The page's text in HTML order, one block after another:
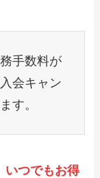
手数料が
会キャン
す。
いつでもお得